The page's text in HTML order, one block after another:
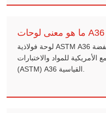
ما هو معنى لوحات A36
لوحة فولاذية ASTM A36 عبارة عن لوحة فولاذية هيكلية منخفضة
الأمريكية للمواد والاختبارات